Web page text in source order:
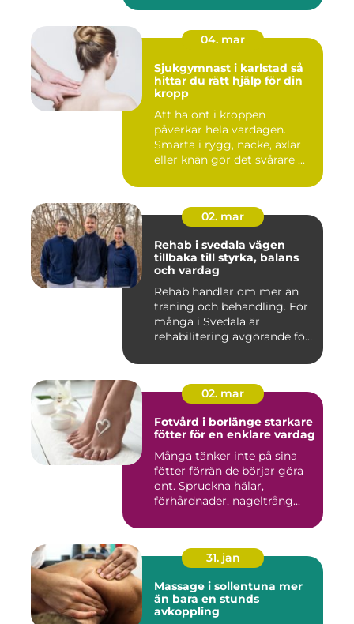
04. mar
Sjukgymnast i karlstad så
hittar du rätt hjälp för din
kropp
Att ha ont i kroppen
påverkar hela vardagen.
Smärta i rygg, nacke, axlar
eller knän gör det svårare ...
02. mar
Rehab i svedala vägen
tillbaka till styrka, balans
och vardag
Rehab handlar om mer än
träning och behandling. För
många i Svedala är
rehabilitering avgörande för
02. mar
Fotvård i borlänge starkare
fötter för en enklare vardag
Många tänker inte på sina
fötter förrän de börjar göra
ont. Spruckna hälar,
förhårdnader, nageltrång...
31. jan
Massage i sollentuna mer
än bara en stunds
avkoppling